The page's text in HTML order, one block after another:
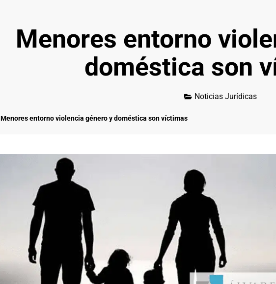
Menores entorno
doméstica son
Noticias Jurídicas
Menores entorno violencia género y doméstica son víctimas